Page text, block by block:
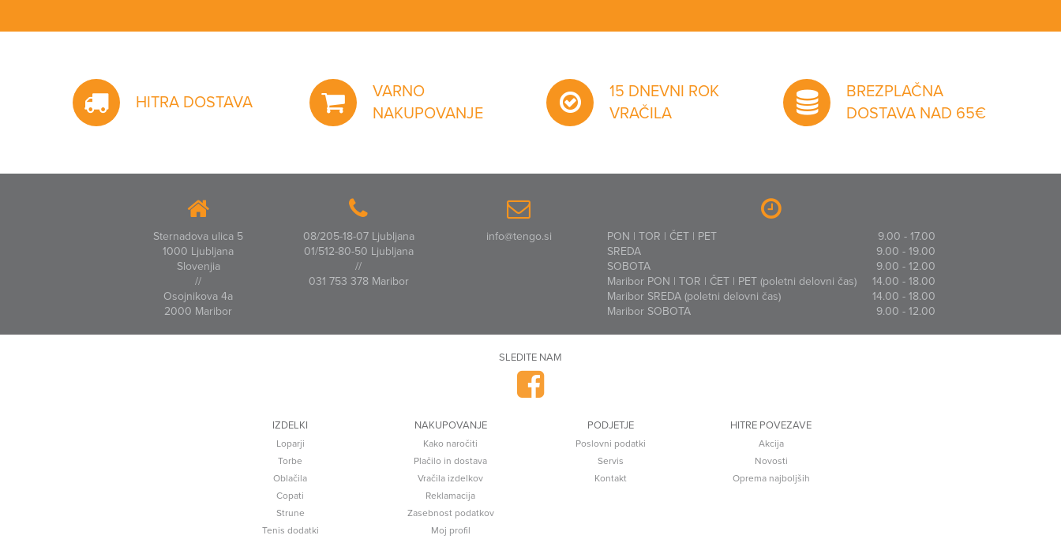
HITRA DOSTAVA
VARNO
NAKUPOVANJE
15 DNEVNI ROK
VRAČILA
BREZPLAČNA
DOSTAVA NAD 65€
Sternadova ulica 5
1000 Ljubljana
Slovenjia
//
Osojnikova 4a
2000 Maribor
08/205-18-07 Ljubljana
01/512-80-50 Ljubljana
//
031 753 378 Maribor
info@tengo.si PON | TOR | ČET | PET
9.00 - 17.00
SREDA
9.00 - 19.00
SOBOTA
9.00 - 12.00
Maribor PON | TOR | ČET | PET (poletni delovni čas)
14.00 - 18.00
Maribor SREDA (poletni delovni čas)
14.00 - 18.00
Maribor SOBOTA
9.00 - 12.00
SLEDITE NAM
IZDELKI
Loparji
Torbe
Oblačila
Copati
Strune
Tenis dodatki
NAKUPOVANJE
Kako naročiti
Plačilo in dostava
Vračila izdelkov
Reklamacija
Zasebnost podatkov
Moj profil
PODJETJE
Poslovni podatki
Servis
Kontakt
HITRE POVEZAVE
Akcija
Novosti
Oprema najboljših